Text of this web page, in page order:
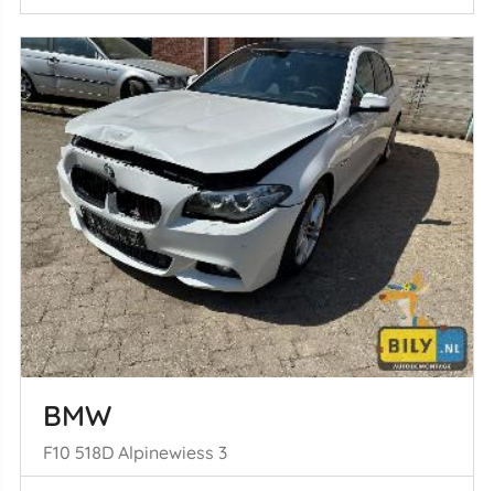
BMW
F10 518D Alpinewiess 3